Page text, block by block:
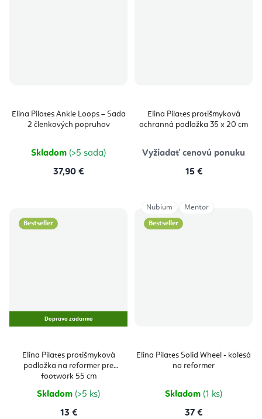
Elina Pilates Ankle Loops – Sada
2 členkových popruhov
Skladom (>5 sada)
37,90 €
Elina Pilates protišmyková
ochranná podložka 35 x 20 cm
Vyžiadať cenovú ponuku
15 €
Bestseller
Doprava zadarmo
Elina Pilates protišmyková
podložka na reformer pre
footwork 55 cm
Skladom (>5 ks)
13 €
Bestseller
Elina Pilates Solid Wheel - kolesá
na reformer
Skladom (1 ks)
37 €
Nubium Mentor